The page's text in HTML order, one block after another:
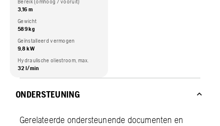
Bereik (omhoog / vooruit)
3,16 m
Gewicht
589 kg
Geïnstalleerd vermogen
9,8 kW
Hydraulische oliestroom, max.
32 l/min
ONDERSTEUNING
Gerelateerde ondersteunende documenten en